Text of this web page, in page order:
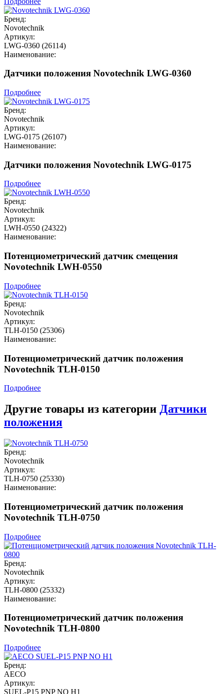
Бренд:
Novotechnik
Артикул:
LWG-0360 (26114)
Наименование:
Датчики положения Novotechnik LWG-0360
Подробнее
Бренд:
Novotechnik
Артикул:
LWG-0175 (26107)
Наименование:
Датчики положения Novotechnik LWG-0175
Подробнее
Бренд:
Novotechnik
Артикул:
LWH-0550 (24322)
Наименование:
Потенциометрический датчик смещения
Novotechnik LWH-0550
Подробнее
Бренд:
Novotechnik
Артикул:
TLH-0150 (25306)
Наименование:
Потенциометрический датчик положения
Novotechnik TLH-0150
Подробнее
Другие товары из категории Датчики
положения
Бренд:
Novotechnik
Артикул:
TLH-0750 (25330)
Наименование:
Потенциометрический датчик положения
Novotechnik TLH-0750
Подробнее
Бренд:
Novotechnik
Артикул:
TLH-0800 (25332)
Наименование:
Потенциометрический датчик положения
Novotechnik TLH-0800
Подробнее
Бренд:
AECO
Артикул:
SUEL-P15 PNP NO H1